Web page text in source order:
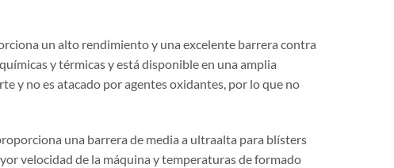
un alto rendimiento y una excelente barrera contra
y térmicas y está disponible en una amplia
y no es atacado por agentes oxidantes, por lo que no
una barrera de media a ultraalta para blísters
velocidad de la máquina y temperaturas de formado